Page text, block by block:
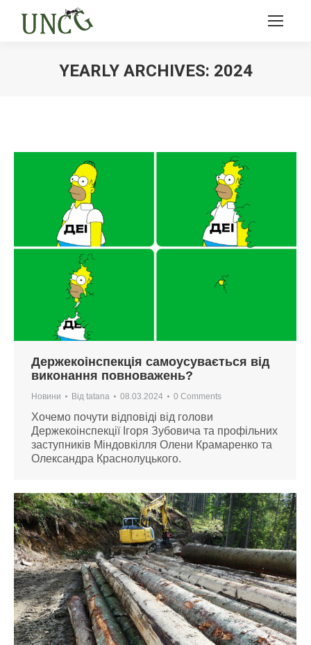
YEARLY ARCHIVES: 2024
Держекоінспекція самоусувається від
виконання повноважень?
Новини Від tatana 08.03.2024 0 Comments
Хочемо почути відповіді від голови
Держекоінспекції Ігоря Зубовича та профільних
заступників Міндовкілля Олени Крамаренко та
Олександра Краснолуцького.